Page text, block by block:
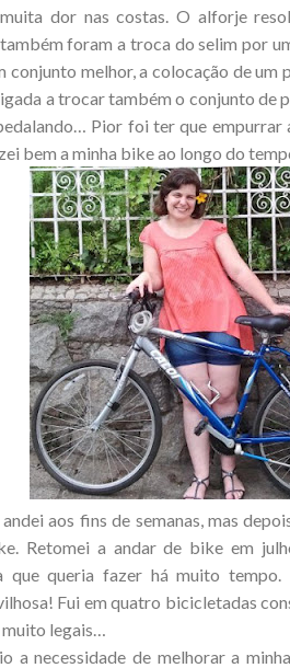
dor nas costas. O alforje
foram a troca do selim por
conjunto melhor, a colocação de um
a trocar também o conjunto de
Pior foi ter que
bem a minha bike ao longo do
aos fins de semanas, mas
Retomei a andar de bike em
que queria fazer há muito
Fui em quatro bicicletadas
muito legais…
a necessidade de melhorar a